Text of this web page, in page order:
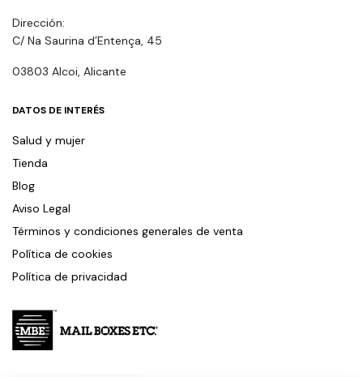
Dirección:
C/ Na Saurina d’Entença, 45
03803 Alcoi, Alicante
DATOS DE INTERÉS
Salud y mujer
Tienda
Blog
Aviso Legal
Términos y condiciones generales de venta
Política de cookies
Política de privacidad